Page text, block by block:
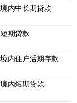
内中长期贷款
期贷款
内住户活期存款
内短期贷款